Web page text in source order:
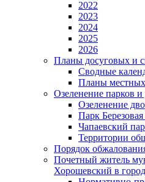
2022
2023
2024
2025
2026
Планы досуговых и
Сводные
Планы
Озеленение парков
Озеленение
Парк
Чапаевский
Территории
Порядок
Почетный житель
Хорошевский в